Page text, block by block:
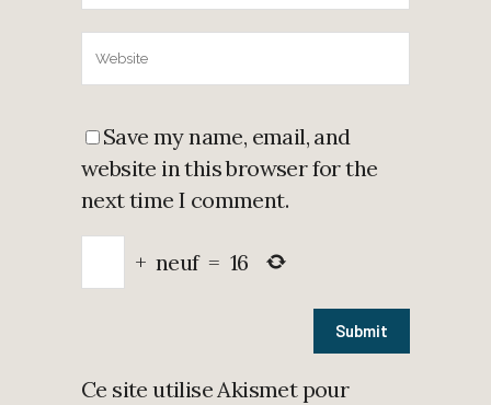
Save my name, email, and
website in this browser for the
next time I comment.
+ neuf = 16
Ce site utilise Akismet pour